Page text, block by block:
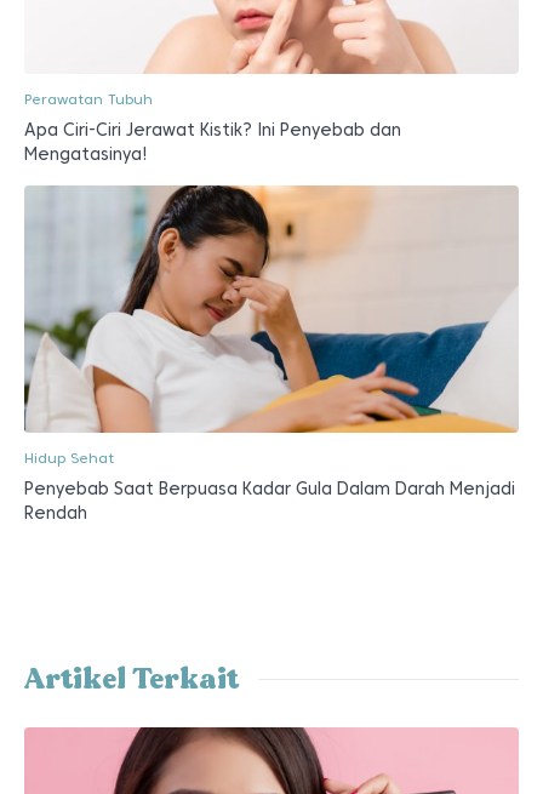
Perawatan Tubuh
Apa Ciri-Ciri Jerawat Kistik? Ini Penyebab dan
Mengatasinya!
Hidup Sehat
Penyebab Saat Berpuasa Kadar Gula Dalam Darah Menjadi
Rendah
Artikel Terkait